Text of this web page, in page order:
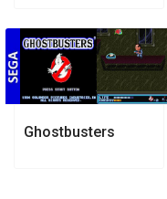
Ghostbusters